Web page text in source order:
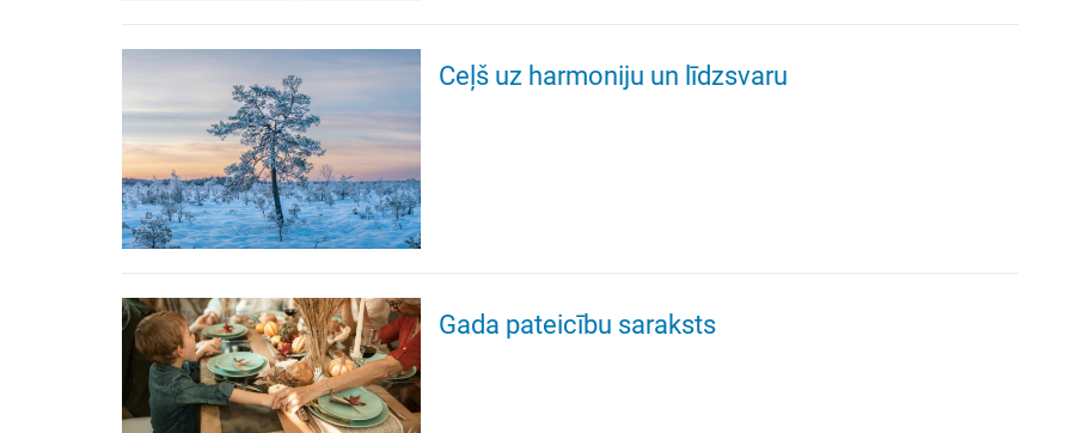
Ceļš uz harmoniju un līdzsvaru
Gada pateicību saraksts